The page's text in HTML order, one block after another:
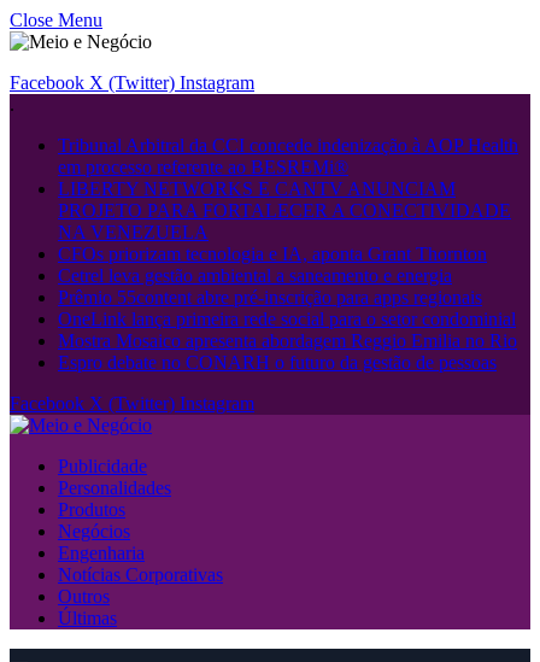
Close Menu
Facebook X (Twitter) Instagram
.
Tribunal Arbitral da CCI concede indenização à AOP Health
em processo referente ao BESREMi®
LIBERTY NETWORKS E CANTV ANUNCIAM
PROJETO PARA FORTALECER A CONECTIVIDADE
NA VENEZUELA
CFOs priorizam tecnologia e IA, aponta Grant Thornton
Cetrel leva gestão ambiental a saneamento e energia
Prêmio 55content abre pré-inscrição para apps regionais
OneLink lança primeira rede social para o setor condominial
Mostra Mosaico apresenta abordagem Reggio Emilia no Rio
Espro debate no CONARH o futuro da gestão de pessoas
Facebook X (Twitter) Instagram
Publicidade
Personalidades
Produtos
Negócios
Engenharia
Notícias Corporativas
Outros
Últimas